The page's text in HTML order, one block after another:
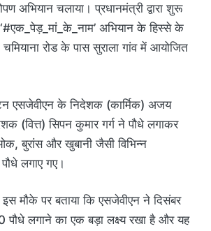
अभियान चलाया। प्रधानमंत्री द्वारा शुरू
‘#एक_पेड़_मां_के_नाम’ अभियान के हिस्से के
रोड के पास सुराला गांव में आयोजित
एसजेवीएन के निदेशक (कार्मिक) अजय
(वित्त) सिपन कुमार गर्ग ने पौधे लगाकर
बुरांस और खुबानी जैसी विभिन्न
लगाए गए।
मौके पर बताया कि एसजेवीएन ने दिसंबर
लगाने का एक बड़ा लक्ष्य रखा है और यह